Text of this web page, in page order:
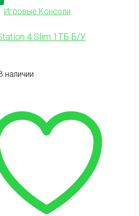
Игровые Консоли
4 Slim 1ТБ Б/У
наличии